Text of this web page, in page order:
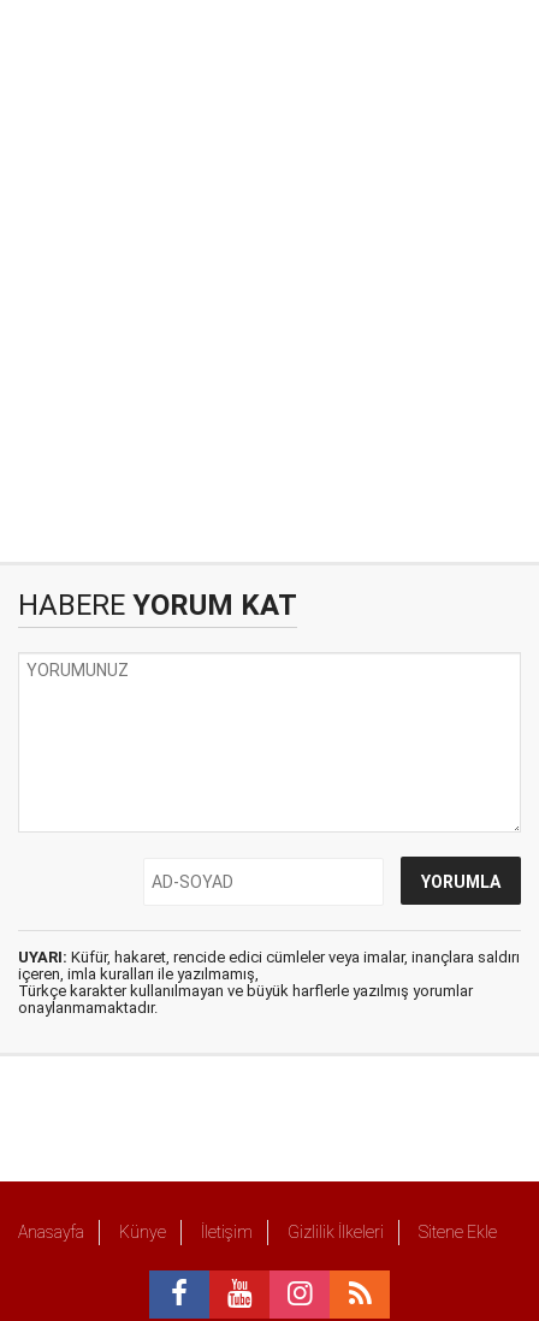
HABERE YORUM KAT
UYARI: Küfür, hakaret, rencide edici cümleler veya imalar, inançlara saldırı
içeren, imla kuralları ile yazılmamış,
Türkçe karakter kullanılmayan ve büyük harflerle yazılmış yorumlar
onaylanmamaktadır.
Anasayfa Künye İletişim Gizlilik İlkeleri Sitene Ekle